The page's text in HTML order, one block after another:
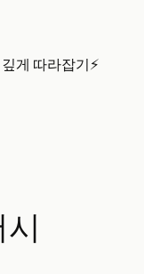
게 따라잡기⚡